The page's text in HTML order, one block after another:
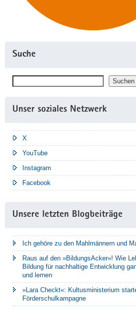
Suche
Suchen
Unser soziales Netzwerk
X
YouTube
Instagram
Facebook
Unsere letzten Blogbeiträge
Ich gehöre zu den Mahlmännern und
Raus auf den »BildungsAcker«! Wie
Bildung für nachhaltige Entwicklung
und lernen
»Lara Checkt«: Kultusministerium
Förderschulkampagne